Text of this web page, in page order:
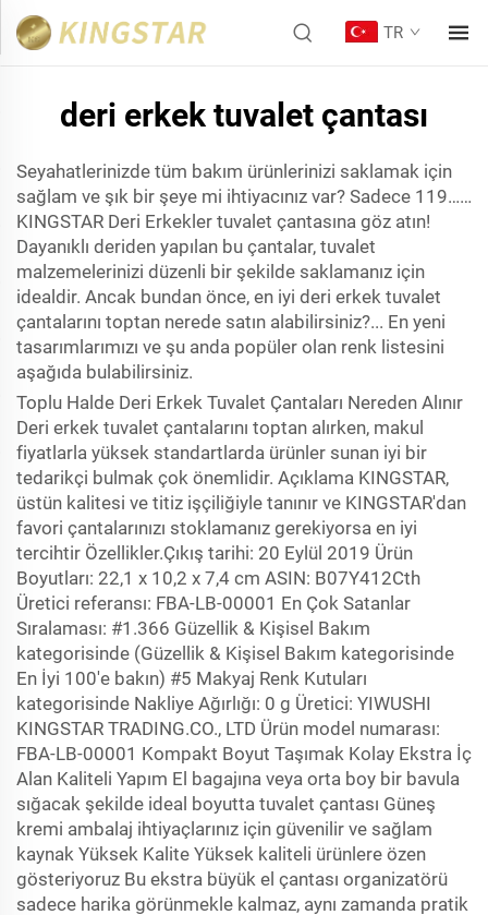
TR
deri erkek tuvalet çantası
Seyahatlerinizde tüm bakım ürünlerinizi saklamak için
sağlam ve şık bir şeye mi ihtiyacınız var? Sadece 119……
KINGSTAR Deri Erkekler tuvalet çantasına göz atın!
Dayanıklı deriden yapılan bu çantalar, tuvalet
malzemelerinizi düzenli bir şekilde saklamanız için
idealdir. Ancak bundan önce, en iyi deri erkek tuvalet
çantalarını toptan nerede satın alabilirsiniz?... En yeni
tasarımlarımızı ve şu anda popüler olan renk listesini
aşağıda bulabilirsiniz.
Toplu Halde Deri Erkek Tuvalet Çantaları Nereden Alınır
Deri erkek tuvalet çantalarını toptan alırken, makul
fiyatlarla yüksek standartlarda ürünler sunan iyi bir
tedarikçi bulmak çok önemlidir. Açıklama KINGSTAR,
üstün kalitesi ve titiz işçiliğiyle tanınır ve KINGSTAR'dan
favori çantalarınızı stoklamanız gerekiyorsa en iyi
tercihtir Özellikler.Çıkış tarihi: 20 Eylül 2019 Ürün
Boyutları: 22,1 x 10,2 x 7,4 cm ASIN: B07Y412Cth
Üretici referansı: FBA-LB-00001 En Çok Satanlar
Sıralaması: #1.366 Güzellik & Kişisel Bakım
kategorisinde (Güzellik & Kişisel Bakım kategorisinde
En İyi 100'e bakın) #5 Makyaj Renk Kutuları
kategorisinde Nakliye Ağırlığı: 0 g Üretici: YIWUSHI
KINGSTAR TRADING.CO., LTD Ürün model numarası:
FBA-LB-00001 Kompakt Boyut Taşımak Kolay Ekstra İç
Alan Kaliteli Yapım El bagajına veya orta boy bir bavula
sığacak şekilde ideal boyutta tuvalet çantası Güneş
kremi ambalaj ihtiyaçlarınız için güvenilir ve sağlam
kaynak Yüksek Kalite Yüksek kaliteli ürünlere özen
gösteriyoruz Bu ekstra büyük el çantası organizatörü
sadece harika görünmekle kalmaz, aynı zamanda pratik